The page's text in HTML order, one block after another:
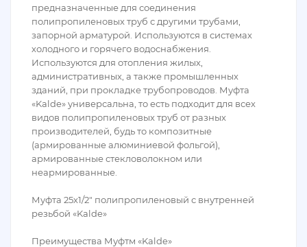
предназначенные для соединения
полипропиленовых труб с другими трубами,
запорной арматурой. Используются в системах
холодного и горячего водоснабжения.
Используются для отопления жилых,
административных, а также промышленных
зданий, при прокладке трубопроводов. Муфта
«Kalde» универсальна, то есть подходит для всех
видов полипропиленовых труб от разных
производителей, будь то композитные
(армированные алюминиевой фольгой),
армированные стекловолокном или
неармированные.
Муфта 25х1/2″ полипропиленовый с внутренней
резьбой «Kalde»
Преимущества Муфтм «Kalde»